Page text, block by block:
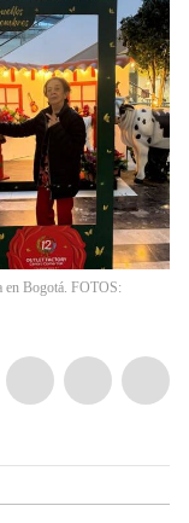
en Bogotá. FOTOS: